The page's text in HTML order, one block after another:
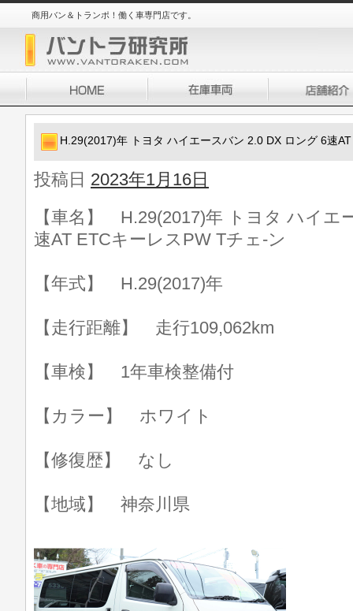
商用バン＆トランポ！働く車専門店です。
H.29(2017)年 トヨタ ハイエースバン 2.0 DX ロング 6速
投稿日 2023年1月16日
【車名】 H.29(2017)年 トヨタ ハイエ
速AT ETCキーレスPW Tチェ-ン
【年式】 H.29(2017)年
【走行距離】 走行109,062km
【車検】 1年車検整備付
【カラー】 ホワイト
【修復歴】 なし
【地域】 神奈川県